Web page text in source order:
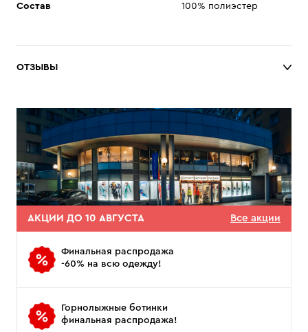
Состав 100% полиэстер
ОТЗЫВЫ
АКЦИИ ДО 10 АВГУСТА Все акции
Финальная распродажа
-60% на всю одежду!
Горнолыжные ботинки
финальная распродажа!